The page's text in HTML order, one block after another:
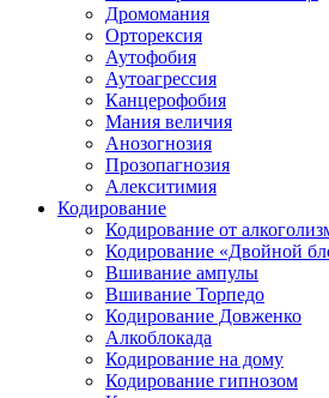
Дромомания
Орторексия
Аутофобия
Аутоагрессия
Канцерофобия
Мания величия
Анозогнозия
Прозопагнозия
Алекситимия
Кодирование
Кодирование от
Кодирование «Двойной
Вшивание ампулы
Вшивание Торпедо
Кодирование Довженко
Алкоблокада
Кодирование на дому
Кодирование гипнозом